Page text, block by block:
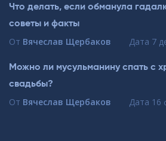
Что делать, если обманула
советы и факты
От Вячеслав Щербаков Дата 7
Можно ли мусульманину спать с
свадьбы?
От Вячеслав Щербаков Дата 16